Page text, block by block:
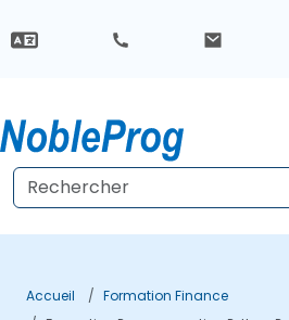
Accueil
Formation Finance